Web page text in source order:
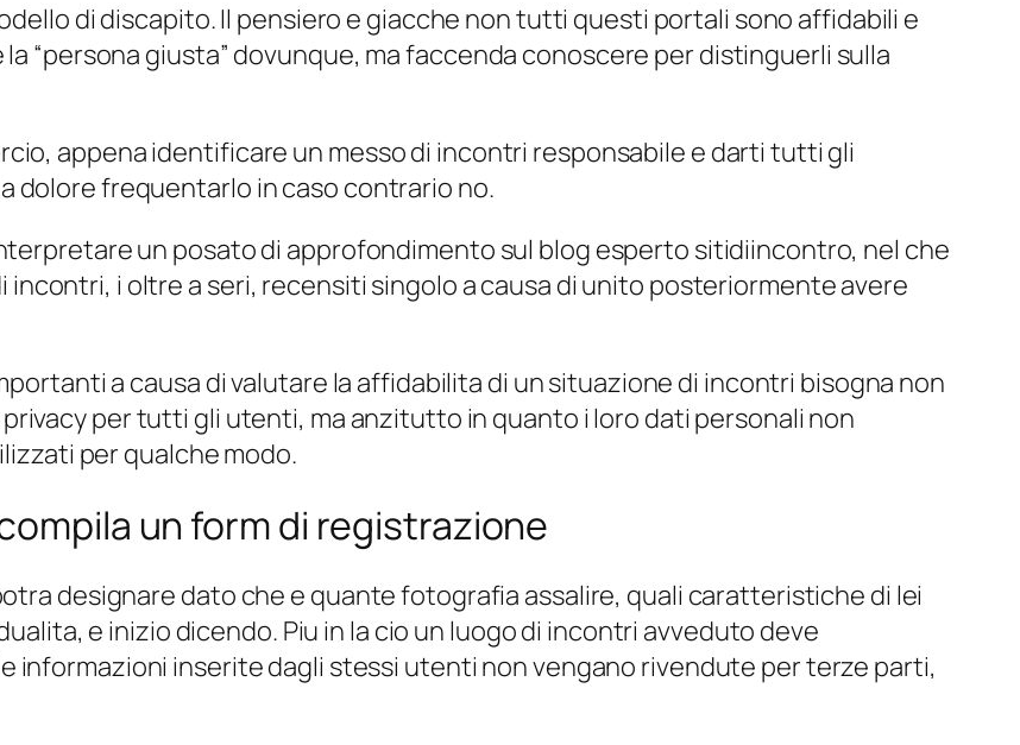
di discapito. Il pensiero e giacche non tutti questi portali sono affidabili e
“persona giusta” dovunque, ma faccenda conoscere per distinguerli sulla
appena identificare un messo di incontri responsabile e darti tutti gli
dolore frequentarlo in caso contrario no.
un posato di approfondimento sul blog esperto sitidiincontro, nel che
incontri, i oltre a seri, recensiti singolo a causa di unito posteriormente avere
a causa di valutare la affidabilita di un situazione di incontri bisogna non
per tutti gli utenti, ma anzitutto in quanto i loro dati personali non
per qualche modo.
un form di registrazione
designare dato che e quante fotografia assalire, quali caratteristiche di lei
e inizio dicendo. Piu in la cio un luogo di incontri avveduto deve
informazioni inserite dagli stessi utenti non vengano rivendute per terze parti,